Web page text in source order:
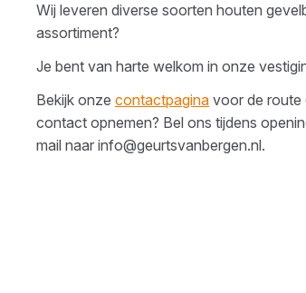
Wij leveren diverse soorten houten
assortiment?
Je bent van harte welkom in onze
Bekijk onze contactpagina voor de route
contact opnemen? Bel ons tijdens
mail naar info@geurtsvanbergen.nl.